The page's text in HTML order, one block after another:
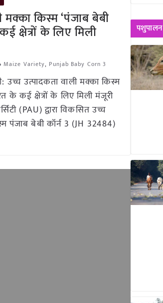
मक्का किस्म ‘पंजाब बेबी
क्षेत्रों के लिए मिली
Maize Variety, Punjab Baby Corn 3
उच्च उत्पादकता वाली मक्का किस्म
के कई क्षेत्रों के लिए मिली मंजूरी
(PAU) द्वारा विकसित उच्च
पंजाब बेबी कॉर्न 3 (JH 32484)
पशुपालन